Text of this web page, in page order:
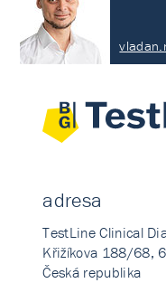
adresa
TestLine Clinical
Křižíkova 188/68,
Česká republika